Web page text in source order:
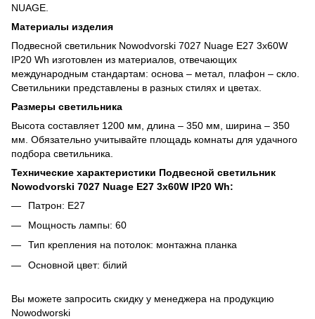
NUAGE.
Материалы изделия
Подвесной светильник Nowodvorski 7027 Nuage E27 3x60W
IP20 Wh изготовлен из материалов, отвечающих
международным стандартам: основа – метал, плафон – скло.
Светильники представлены в разных стилях и цветах.
Размеры светильника
Высота составляет 1200 мм, длина – 350 мм, ширина – 350
мм. Обязательно учитывайте площадь комнаты для удачного
подбора светильника.
Технические характеристики Подвесной светильник
Nowodvorski 7027 Nuage E27 3x60W IP20 Wh:
Патрон: E27
Мощность лампы: 60
Тип крепления на потолок: монтажна планка
Основной цвет: білий
Вы можете запросить скидку у менеджера на продукцию
Nowodworski